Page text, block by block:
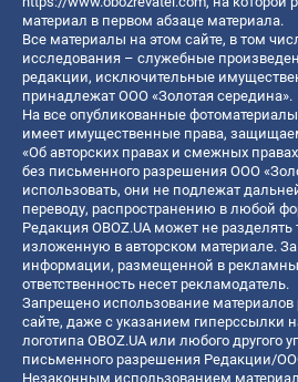
материал в первом абзаце материала.
Все материалы на этом сайте, в том
исследования – служебные
редакции, исключительные
принадлежат ООО «Золотая середина».
На все опубликованные
имеет имущественные права,
«Об авторских правах и смежных
без письменного разрешения ООО
использовать, они не подлежат
переводу, распространению в любой
Редакция OBOZ.UA может не разделять
изложенную в авторском материале. За
информации, размещенной в
ответственность несет рекламодатель.
Запрещено использование
сайте, даже с указанием гиперссылки
логотипа OBOZ.UA или любого другого
письменного разрешения Редакции/
Незаконным использованием